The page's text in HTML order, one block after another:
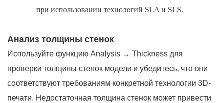
при использовании технологий SLA и SLS.
Анализ толщины стенок
Используйте функцию Analysis → Thickness для
проверки толщины стенок модели и убедитесь, что они
соответствуют требованиям конкретной технологии 3D-
печати. Недостаточная толщина стенок может привести